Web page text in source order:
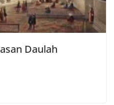
Daulah